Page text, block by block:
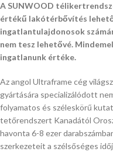
A SUNWOOD
értékű lakótérbővítés
ingatlantulajdonosok
nem tesz lehetővé.
ingatlanunk értéke.
Az angol Ultraframe cég
gyártására specializálódott
folyamatos és széleskörű
tetőrendszert Kanadától
havonta 6-8 ezer
szerkezeteit a szélsőséges